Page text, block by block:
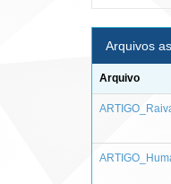
Arquivos
Arquivo